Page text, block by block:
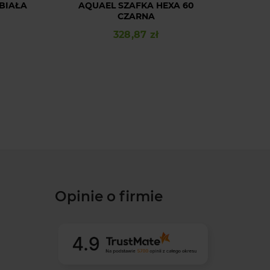
AQUAEL SZAFKA HEXA 60
CZARNA
Cena
328,87 zł
Opinie o firmie